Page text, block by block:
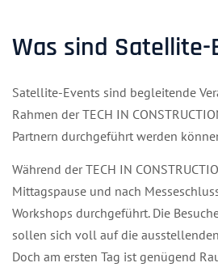
Was sind Satellite-
Satellite-Events sind begleitende
Rahmen der TECH IN
Partnern durchgeführt werden
Während der TECH IN
Mittagspause und nach
Workshops durchgeführt. Die
sollen sich voll auf die
Doch am ersten Tag ist genügend